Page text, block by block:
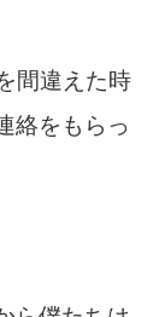
間違えた時
絡をもらっ